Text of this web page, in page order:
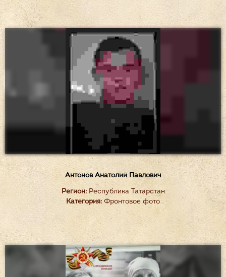
Антонов Анатолий Павлович
Регион:Республика Татарстан
Категория:Фронтовое фото